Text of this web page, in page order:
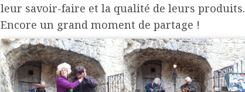
leur savoir-faire et la qualité de leurs produits.
Encore un grand moment de partage !